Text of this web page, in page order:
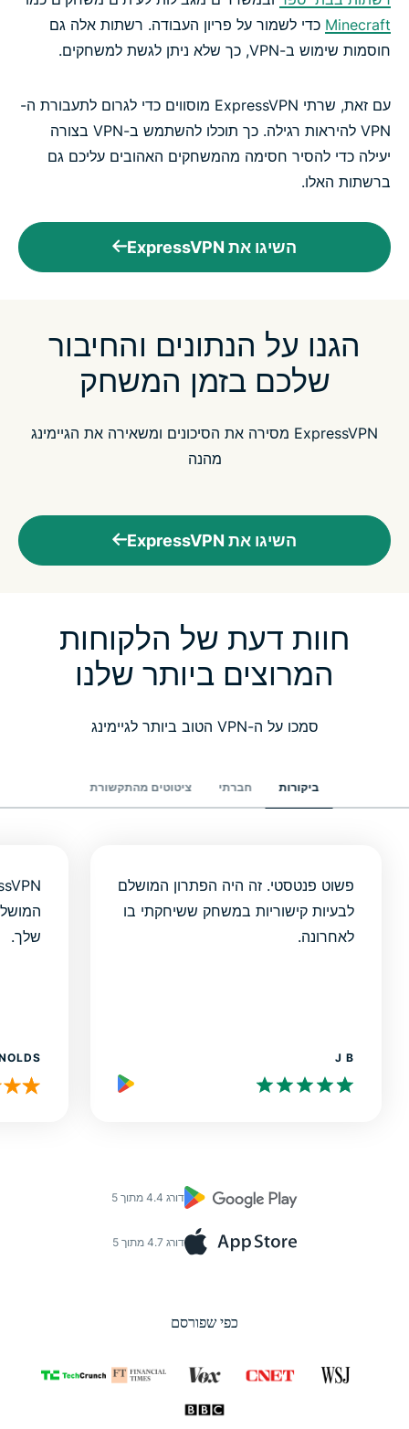
Minecraft כדי לשמור על פריון העבודה. רשתות אלה גם
חוסמות שימוש ב-VPN, כך שלא ניתן לגשת למשחקים.
עם זאת, שרתי ExpressVPN מוסווים כדי לגרום לתעבורת ה-
VPN להיראות רגילה. כך תוכלו להשתמש ב-VPN בצורה
יעילה כדי להסיר חסימה מהמשחקים האהובים עליכם גם
ברשתות האלו.
השיגו את ExpressVPN
הגנו על הנתונים והחיבור
שלכם בזמן המשחק
ExpressVPN מסירה את הסיכונים ומשאירה את הגיימינג
מהנה
השיגו את ExpressVPN
חוות דעת של הלקוחות
המרוצים ביותר שלנו
סמכו על ה-VPN הטוב ביותר לגיימינג
ביקורות חברתי ציטוטים מהתקשורת
פשוט פנטסטי. זה היה הפתרון המושלם
לבעיות קישוריות במשחק ששיחקתי בו
לאחרונה.
J B
שלך.
דורג 4.4 מתוך 5
דורג 4.7 מתוך 5
כפי שפורסם